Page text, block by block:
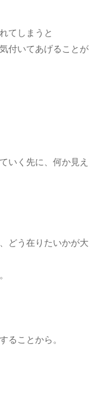
てしまうと
付いてあげることが
いく先に、何か見え
どう在りたいかが大
ることから。